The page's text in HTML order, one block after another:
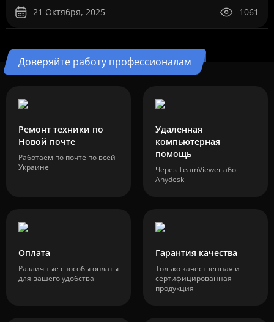
10. Это ..21 Октября, 2025 1061
Доверяйте работу профессионалам
Ремонт техники по
Новой почте
Работаем по почте по всей
Украине
Удаленная
компьютерная
помощь
Через TeamViewer або
Anydesk
Оплата
Различные способы оплаты
для вашего удобства
Гарантия качества
Только качественная и
сертифицированная
продукция